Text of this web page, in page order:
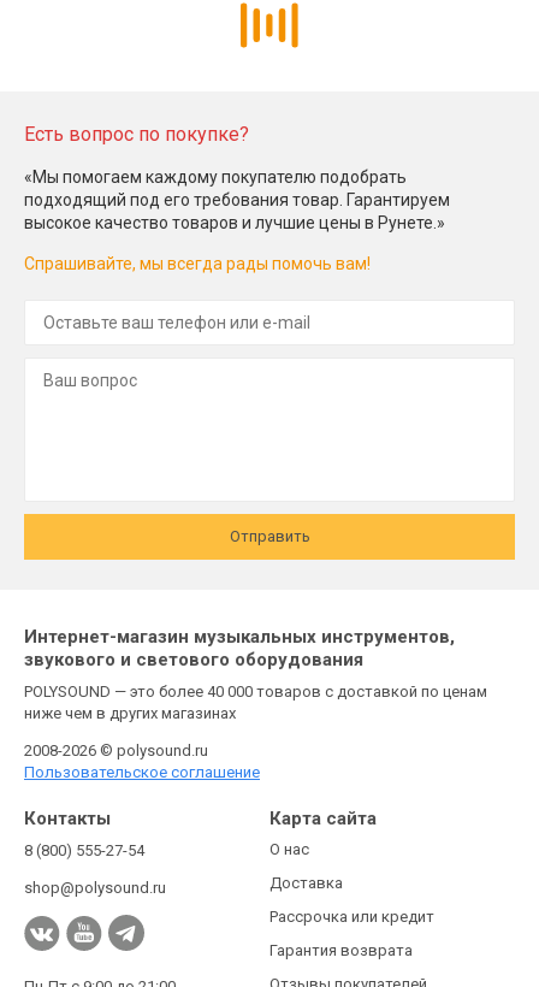
Есть вопрос по покупке?
«Мы помогаем каждому покупателю подобрать
подходящий под его требования товар. Гарантируем
высокое качество товаров и лучшие цены в Рунете.»
Спрашивайте, мы всегда рады помочь вам!
Отправить
Интернет-магазин музыкальных инструментов,
звукового и светового оборудования
POLYSOUND — это более 40 000 товаров с доставкой по ценам
ниже чем в других магазинах
2008-2026 © polysound.ru
Пользовательское соглашение
Контакты
8 (800) 555-27-54
shop@polysound.ru
Карта сайта
О нас
Доставка
Рассрочка или кредит
Гарантия возврата